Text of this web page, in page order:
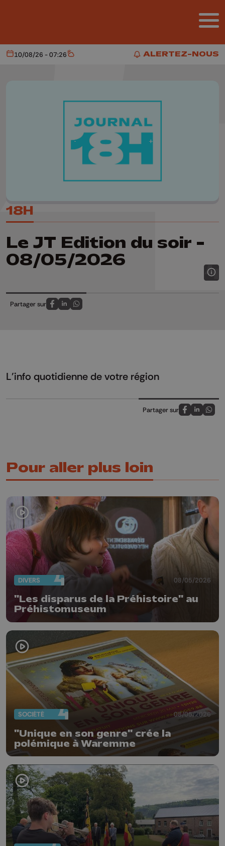
ALERTEZ-NOUS
ALERTEZ-NOUS
Aujourd'hui
10/08/26 - 07:26 Météo
18H
Le JT Edition du soir -
08/05/2026
Partager sur
Partagez sur FaceBook
Partagez sur LinkedIn
Partagez sur Whatsapp
L'info quotidienne de votre région
Partager sur
Partagez sur
Partagez
Pour aller plus loin
DIVERS 08/05/2026
"Les disparus de la Préhistoire" au
Préhistomuseum
SOCIÉTÉ 08/05/2026
"Unique en son genre" crée la
polémique à Waremme